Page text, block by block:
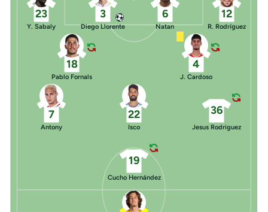
12
R. Rodríguez
6
Natan
3
Diego Llorente
23
Y. Sabaly
4
J. Cardoso
18
Pablo Fornals
36
Jesus Rodriguez
22
Isco
7
Antony
19
Cucho Hernández